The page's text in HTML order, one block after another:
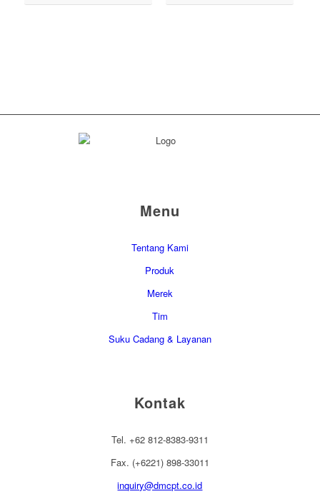
Menu
Tentang Kami
Produk
Merek
Tim
Suku Cadang & Layanan
Kontak
Tel. +62 812-8383-9311
Fax. (+6221) 898-33011
inquiry@dmcpt.co.id